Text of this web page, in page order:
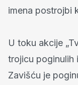
imena postrojbi
U toku akcije
trojicu poginulih
Zavišću je